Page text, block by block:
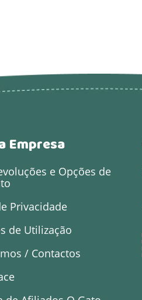
Empresa
e Opções de
Privacidade
de Utilização
/ Contactos